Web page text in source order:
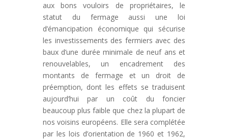
aux bons vouloirs de propriétaires, le
statut du fermage aussi une loi
d’émancipation économique qui sécurise
les investissements des fermiers avec des
baux d’une durée minimale de neuf ans et
renouvelables, un encadrement des
montants de fermage et un droit de
préemption, dont les effets se traduisent
aujourd’hui par un coût du foncier
beaucoup plus faible que chez la plupart de
nos voisins européens. Elle sera complétée
par les lois d’orientation de 1960 et 1962,